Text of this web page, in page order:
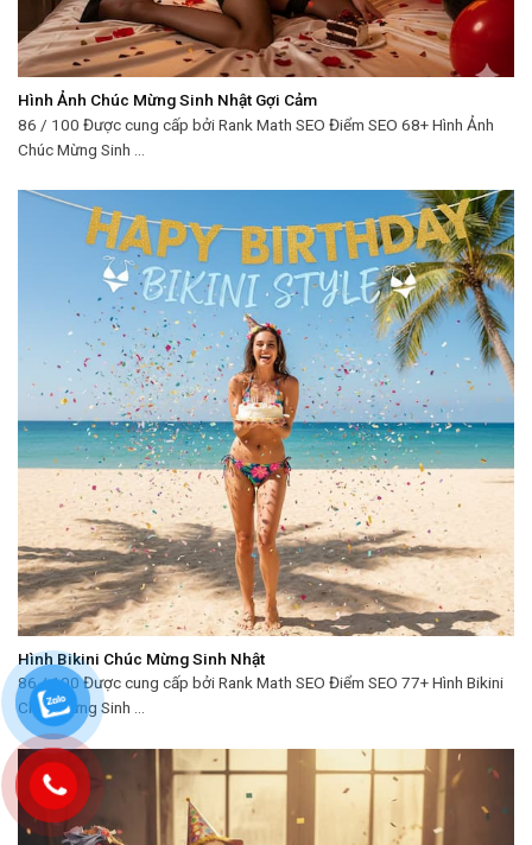
Hình Ảnh Chúc Mừng Sinh Nhật Gợi Cảm
86 / 100 Được cung cấp bởi Rank Math SEO Điểm SEO 68+ Hình Ảnh
Chúc Mừng Sinh ...
Hình Bikini Chúc Mừng Sinh Nhật
86 / 100 Được cung cấp bởi Rank Math SEO Điểm SEO 77+ Hình Bikini
Chúc Mừng Sinh ...